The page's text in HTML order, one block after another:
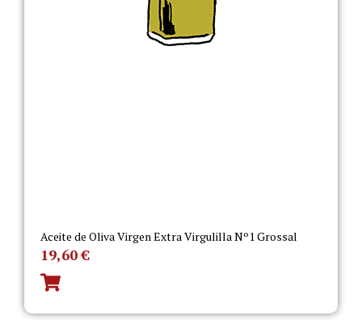
Aceite de Oliva Virgen Extra Virgulilla Nº1 Grossal
19,60€